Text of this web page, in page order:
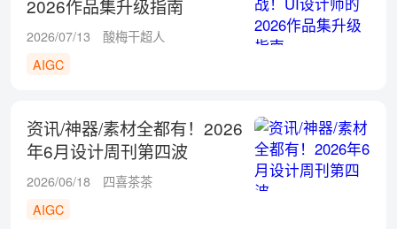
2026作品集升级指南
2026/07/13
酸梅干超人
AIGC
资讯/神器/素材全都有！2026
年6月设计周刊第四波
2026/06/18
四喜茶茶
AIGC